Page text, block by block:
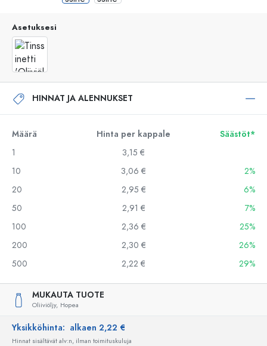
Asetuksesi
HINNAT JA ALENNUKSET
Määrä Hinta per kappale
Säästöt*
1
3,15 €
10
3,06 €
2%
20
2,95 €
6%
50
2,91 €
7%
100
2,36 €
25%
200
2,30 €
26%
500
2,22 € 29%
MUKAUTA TUOTE
Oliiviöljy, Hopea
Yksikköhinta: alkaen 2,22 €
Hinnat sisältävät alv:n, ilman toimituskuluja